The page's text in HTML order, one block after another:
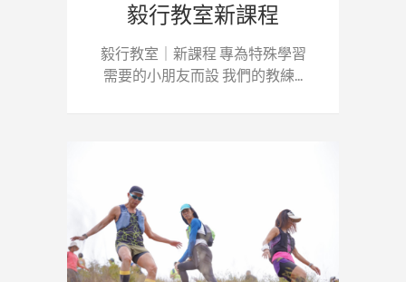
毅行教室新課程
毅行教室｜新課程 專為特殊學習
需要的小朋友而設 我們的教練...